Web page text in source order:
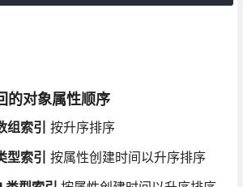
对象属性顺序
组索引 按升序排序
型索引 按属性创建时间以升序排序